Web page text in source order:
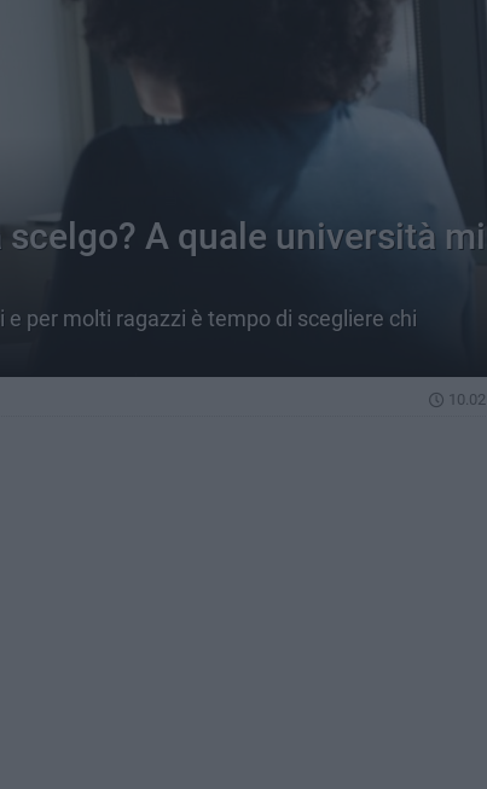
A quale università mi
per molti ragazzi è tempo di scegliere chi
10.02